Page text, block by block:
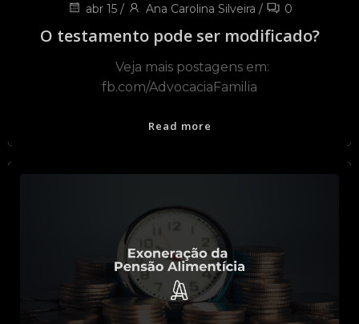
abr 15 / Ana Carolina Silveira / 0
O testamento pode ser modificado?
Veja mais postagens em:
fb.com/AdvocaciaFamilia
Read more